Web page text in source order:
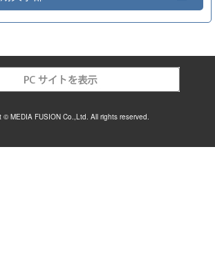
© MEDIA FUSION Co.,Ltd. All rights reserved.